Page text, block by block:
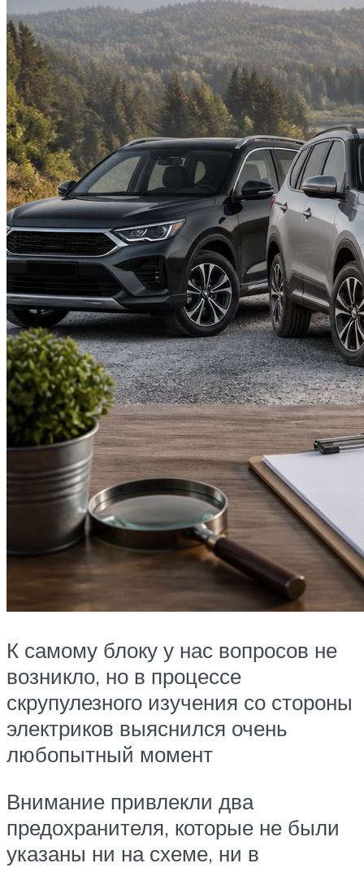
К самому блоку у нас вопросов не
возникло, но в процессе
скрупулезного изучения со стороны
электриков выяснился очень
любопытный момент
Внимание привлекли два
предохранителя, которые не были
указаны ни на схеме, ни в